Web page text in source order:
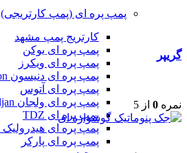
پمپ پره ای (پمپ کارتریجی)
کارتریج پمپ مشهد
پمپ پره ای یوکن
پمپ پره ای ویکرز
پمپ پره ای دنیسون Denison
پمپ پره ای آتوس
پمپ پره ای ولجان Veljan
پمپ پره ای TDZ
پمپ پره ای هیدرولیک TOKIMEC
پمپ پره ای پارکر
گریپر
نمره 0 از 5